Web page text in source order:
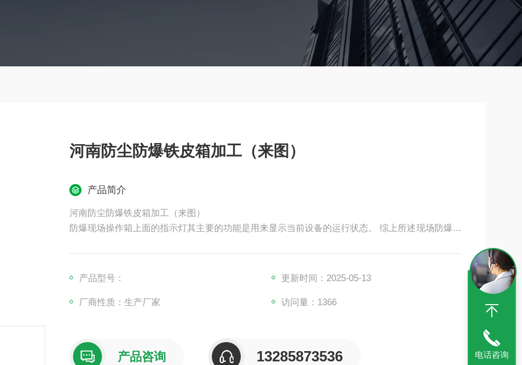
河南防尘防爆铁皮箱加工（来图）
产品简介
河南防尘防爆铁皮箱加工（来图）
防爆现场操作箱上面的指示灯其主要的功能是用来显示当前设备的运行状态。 综上所述现场防爆操
产品型号： 更新时间：2025-05-13
厂商性质：生产厂家 访问量：1366
产品咨询 13285873536 电话咨询